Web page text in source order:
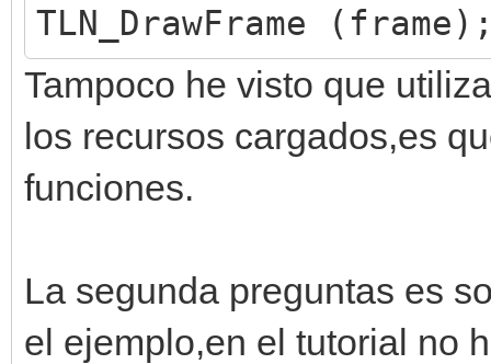
TLN_DrawFrame
Tampoco he visto que
los recursos cargados,es
funciones.
La segunda preguntas es
el ejemplo,en el tutorial no